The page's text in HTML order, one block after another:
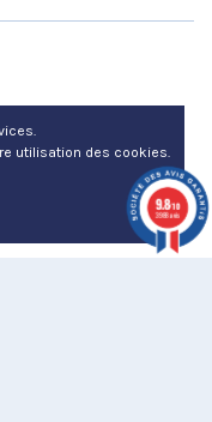
utilisation des cookies.
9.8/10
3988 avis